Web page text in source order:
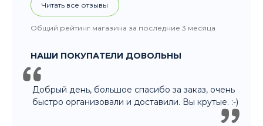
Читать все отзывы
Общий рейтинг магазина за последние 3 месяца
НАШИ ПОКУПАТЕЛИ ДОВОЛЬНЫ
Добрый день, большое спасибо за заказ, очень
быстро организовали и доставили. Вы крутые. :-)